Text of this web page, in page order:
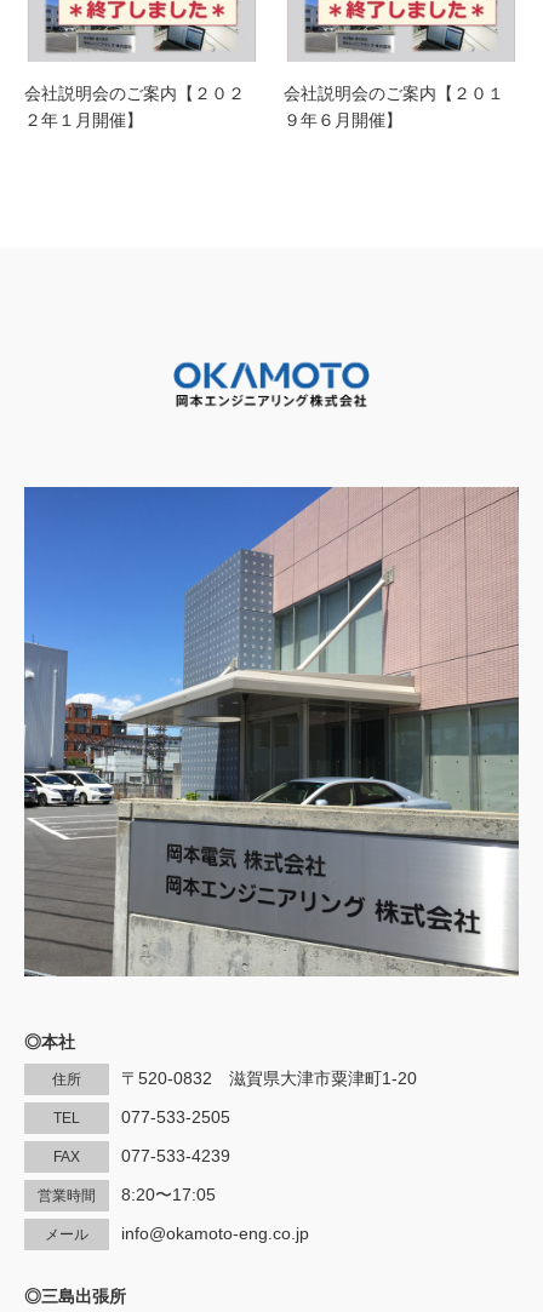
会社説明会のご案内【２０２
２年１月開催】
会社説明会のご案内【２０１
９年６月開催】
◎本社
住所 〒520-0832 滋賀県大津市粟津町1-20
TEL 077-533-2505
FAX 077-533-4239
営業時間 8:20〜17:05
メール info@okamoto-eng.co.jp
◎三島出張所